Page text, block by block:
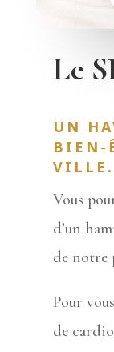
Le
UN
BIEN-
VILLE.
Vous
d’un
de notre
Pour
de